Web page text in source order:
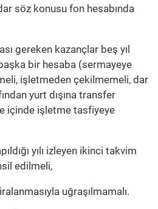
söz konusu fon hesabında
gereken kazançlar beş yıl
bir hesaba (sermayeye
işletmeden çekilmemeli, dar
yurt dışına transfer
içinde işletme tasfiyeye
yılı izleyen ikinci takvim
edilmeli,
uğraşılmamalı.